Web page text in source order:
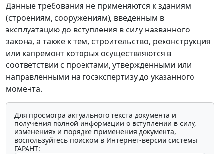
Данные требования не применяются к зданиям
(строениям, сооружениям), введенным в
эксплуатацию до вступления в силу названного
закона, а также к тем, строительство, реконструкция
или капремонт которых осуществляются в
соответствии с проектами, утвержденными или
направленными на госэкспертизу до указанного
момента.
Для просмотра актуального текста документа и
получения полной информации о вступлении в силу,
изменениях и порядке применения документа,
воспользуйтесь поиском в Интернет-версии системы
ГАРАНТ: